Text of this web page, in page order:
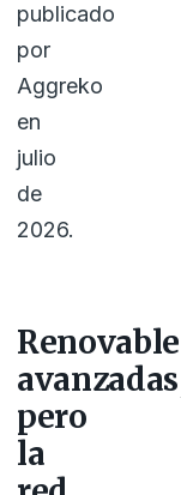
publicado
por
Aggreko
en
julio
de
2026.
pero
la